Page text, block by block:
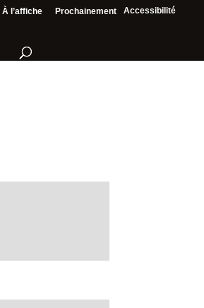
Accessibilité
À l’affiche Prochainement